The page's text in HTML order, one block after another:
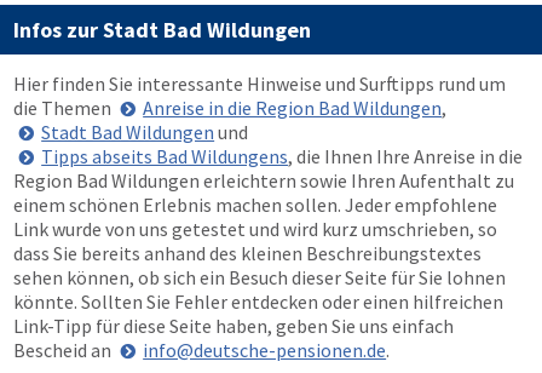
Infos zur Stadt Bad Wildungen
Hier finden Sie interessante Hinweise und Surftipps rund um
die Themen
Anreise in die Region Bad Wildungen,
Stadt Bad Wildungen und
Tipps abseits Bad Wildungens, die Ihnen Ihre Anreise in die
Region Bad Wildungen erleichtern sowie Ihren Aufenthalt zu
einem schönen Erlebnis machen sollen. Jeder empfohlene
Link wurde von uns getestet und wird kurz umschrieben, so
dass Sie bereits anhand des kleinen Beschreibungstextes
sehen können, ob sich ein Besuch dieser Seite für Sie lohnen
könnte. Sollten Sie Fehler entdecken oder einen hilfreichen
Link-Tipp für diese Seite haben, geben Sie uns einfach
Bescheid an
info@deutsche-pensionen.de.